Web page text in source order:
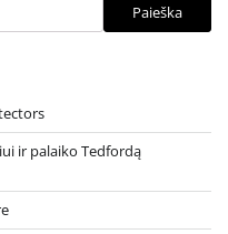
Paieška
ir palaiko Tedfordą